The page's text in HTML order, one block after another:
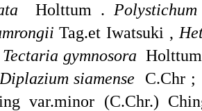
Holttum .
Tag.et Iwatsuki ,
Tectaria gymnosora
Diplazium siamense C.Chr
var.minor (C.Chr.)